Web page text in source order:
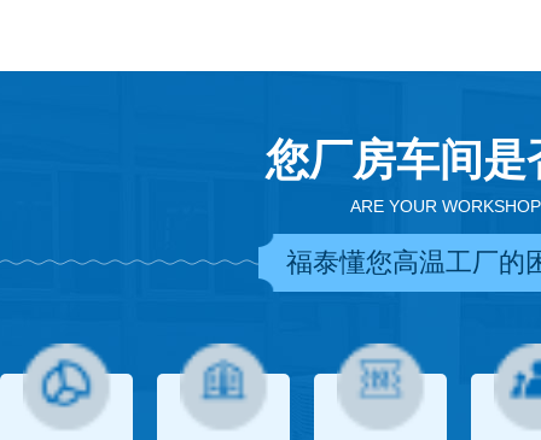
您厂房车间
ARE YOUR
福泰懂您高温工厂的